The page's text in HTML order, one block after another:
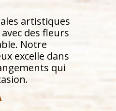
artistiques
des fleurs
Notre
excelle dans
qui